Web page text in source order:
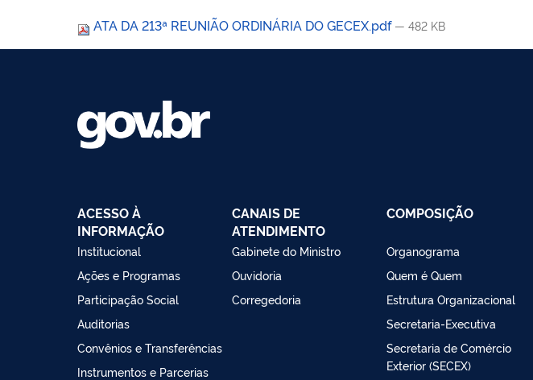
ATA DA 213ª REUNIÃO ORDINÁRIA DO GECEX.pdf — 482 KB
ACESSO À
INFORMAÇÃO
Institucional
Ações e Programas
Participação Social
Auditorias
Convênios e Transferências
Instrumentos e Parcerias
CANAIS DE
ATENDIMENTO
Gabinete do Ministro
Ouvidoria
Corregedoria
COMPOSIÇÃO
Organograma
Quem é Quem
Estrutura Organizacional
Secretaria-Executiva
Secretaria de Comércio
Exterior (SECEX)